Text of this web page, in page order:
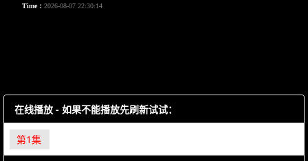
在线播放 - 如果不能播放先刷新试试：
第1集